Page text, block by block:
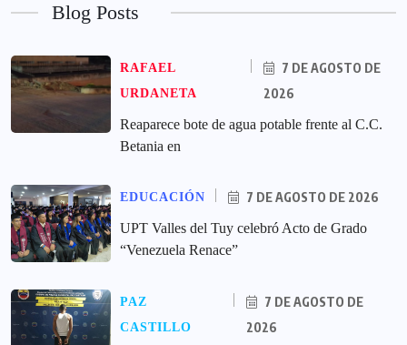
Blog Posts
RAFAEL
URDANETA
7 DE AGOSTO DE
2026
Reaparece bote de agua potable frente al C.C.
Betania en
EDUCACIÓN
7 DE AGOSTO DE 2026
UPT Valles del Tuy celebró Acto de Grado
“Venezuela Renace”
PAZ
CASTILLO
7 DE AGOSTO DE
2026